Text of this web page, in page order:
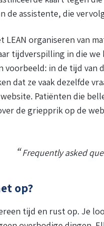
de assistente, die
LEAN organiseren van
tijdverspilling in die
voorbeeld: in de tijd
dat ze vaak dezelfde
Patiënten die
de griepprik op de
Frequently asked
op?
tijd en rust op. Je